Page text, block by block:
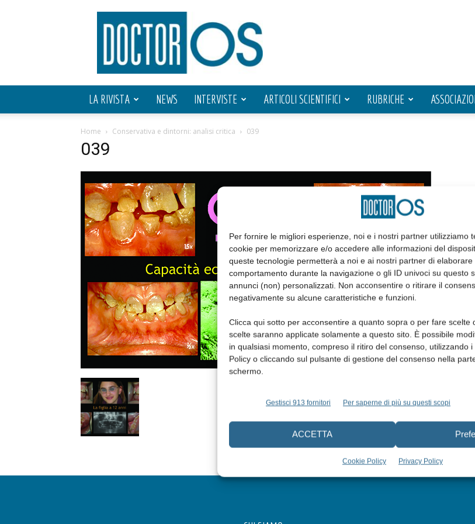
Per fornire le migliori esperienze, noi e i nostri partner utilizziamo
cookie per memorizzare e/o accedere alle informazioni del
queste tecnologie permetterà a noi e ai nostri partner di
comportamento durante la navigazione o gli ID univoci su questo
annunci (non) personalizzati. Non acconsentire o ritirare il
negativamente su alcune caratteristiche e funzioni.
Clicca qui sotto per acconsentire a quanto sopra o per fare scelte
scelte saranno applicate solamente a questo sito. È possibile
in qualsiasi momento, compreso il ritiro del consenso, utilizzando
Policy o cliccando sul pulsante di gestione del consenso nella
schermo.
Gestisci 913 fornitori Per saperne di più su questi scopi
ACCETTA
Cookie Policy Privacy Policy
Doctor
OS
LA RIVISTA NEWS INTERVISTE ARTICOLI SCIENTIFICI RUBRICHE
Home Conservativa e dintorni: analisi critica 039
039